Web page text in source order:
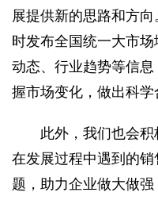
展提供新的思路和方
时发布全国统一大市
动态、行业趋势等信
握市场变化，做出科学
此外，我们也会
在发展过程中遇到的
题，助力企业做大做